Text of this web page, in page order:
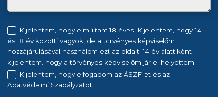
Kijelentem, hogy elmúltam 18 éves. Kijelentem, hogy 14
és 18 év közötti vagyok, de a törvényes képviselőm
hozzájárulásával használom ezt az oldalt. 14 év alattiként
kijelentem, hogy a törvényes képviselőm jár el helyettem.
Kijelentem, hogy elfogadom az ÁSZF-et és az
Adatvédelmi Szabályzatot.